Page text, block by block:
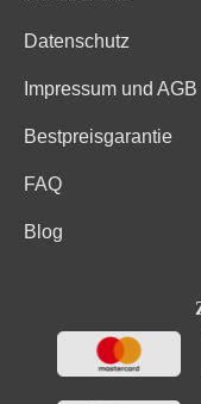
Datenschutz
Impressum und AGB
Bestpreisgarantie
FAQ
Blog